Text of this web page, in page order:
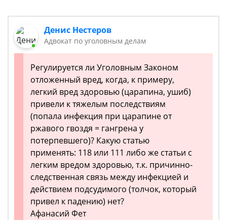
Денис Нестеров
Адвокат по уголовным делам
Регулируется ли Уголовным Законом
отложенный вред, когда, к примеру,
легкий вред здоровью (царапина, ушиб)
привели к тяжелым последствиям
(попала инфекция при царапине от
ржавого гвоздя = гангрена у
потерпевшего)? Какую статью
применять: 118 или 111 либо же статьи с
легким вредом здоровью, т.к. причинно-
следственная связь между инфекцией и
действием подсудимого (толчок, который
привел к падению) нет?
Афанасий Фет